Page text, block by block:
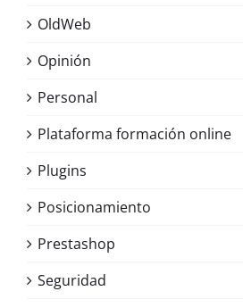
OldWeb
Opinión
Personal
Plataforma formación online
Plugins
Posicionamiento
Prestashop
Seguridad